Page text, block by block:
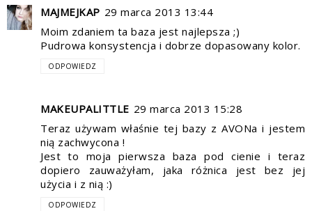
MAJMEJKAP 29 marca 2013 13:44
Moim zdaniem ta baza jest najlepsza ;)
Pudrowa konsystencja i dobrze dopasowany kolor.
ODPOWIEDZ
MAKEUPALITTLE 29 marca 2013 15:28
Teraz używam właśnie tej bazy z AVONa i jestem
nią zachwycona !
Jest to moja pierwsza baza pod cienie i teraz
dopiero zauważyłam, jaka różnica jest bez jej
użycia i z nią :)
ODPOWIEDZ